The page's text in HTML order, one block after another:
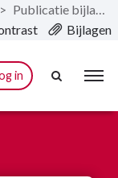
>
Publicatie bijlagen
Bijlagen
in